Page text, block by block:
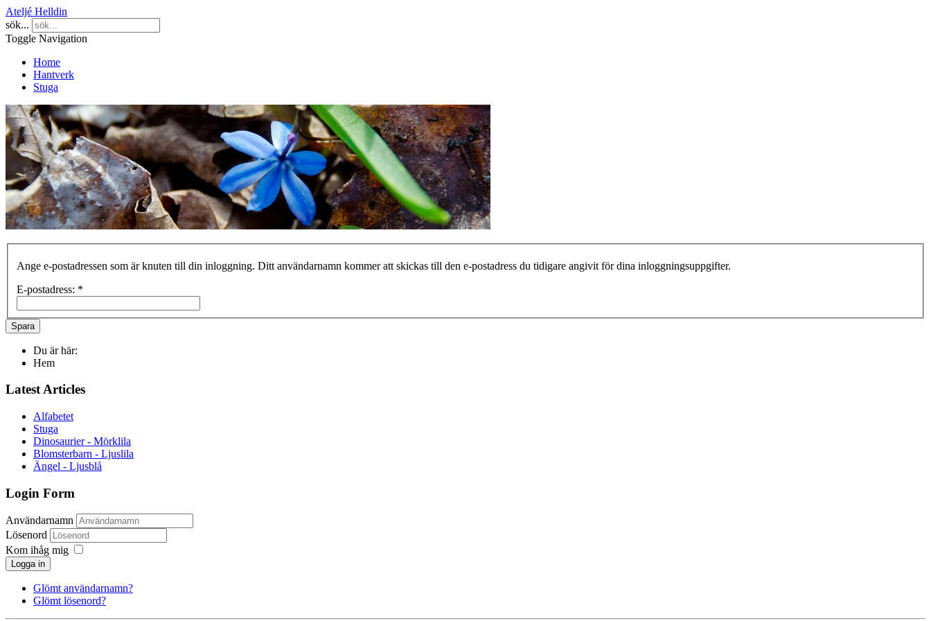
Ateljé Helldin
sök...
Toggle Navigation
Home
Hantverk
Stuga
Ange e-postadressen som är knuten till din inloggning. Ditt användarnamn kommer att skickas till den e-postadress du tidigare angivit för dina inloggningsuppgifter.
E-postadress: *
Spara
Du är här:
Hem
Latest Articles
Alfabetet
Stuga
Dinosaurier - Mörklila
Blomsterbarn - Ljuslila
Ängel - Ljusblå
Login Form
Användarnamn
Lösenord
Kom ihåg mig
Logga in
Glömt användarnamn?
Glömt lösenord?